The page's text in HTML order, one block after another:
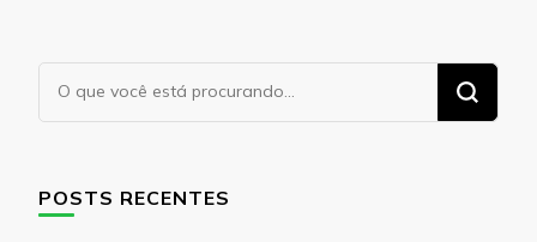
Procurando
algo?
POSTS RECENTES